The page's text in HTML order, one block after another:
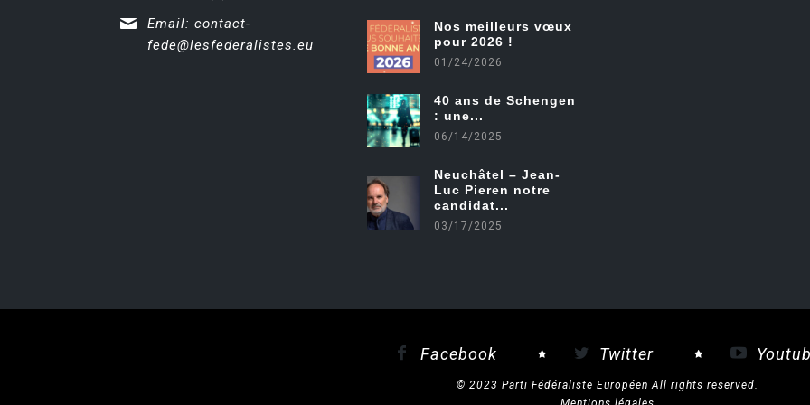
Email: contact-
fede@lesfederalistes.eu
Nos meilleurs vœux
pour 2026 !
01/24/2026
40 ans de Schengen
: une...
06/14/2025
Neuchâtel – Jean-
Luc Pieren notre
candidat...
03/17/2025
Facebook Twitter
© 2023 Parti Fédéraliste Européen All rights reserved.